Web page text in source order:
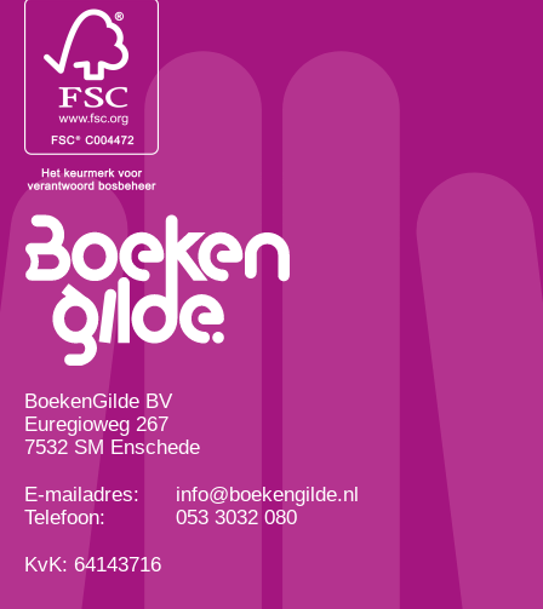
BoekenGilde BV
Euregioweg 267
7532 SM Enschede
E-mailadres:
info@boekengilde.nl
Telefoon:
053 3032 080
KvK: 64143716